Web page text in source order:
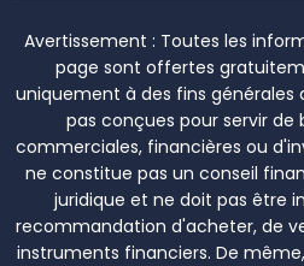
Avertissement : Toutes les
page sont offertes
uniquement à des fins générales
pas conçues pour servir de
commerciales, financières ou
ne constitue pas un conseil
juridique et ne doit pas être
recommandation d'acheter, de
instruments financiers. De